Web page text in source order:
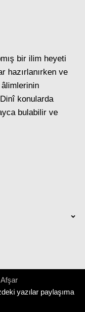
bir ilim heyeti
hazırlanırken ve
konularda
bulabilir ve
yazılar paylaşıma